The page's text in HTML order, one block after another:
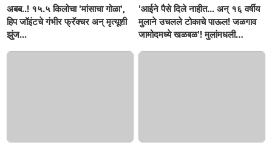
अबब..! १५.५ किलोचा 'मांसाचा गोळा',
हिप जॉइंटचे गंभीर फ्रॅक्चर अन् मृत्यूशी
झुंज...
'आईने पैसे दिले नाहीत... अन् १६ वर्षीय
मुलाने उचलले टोकाचे पाऊल! जळगाव
जामोदमध्ये खळबळ'! मुलांमधली